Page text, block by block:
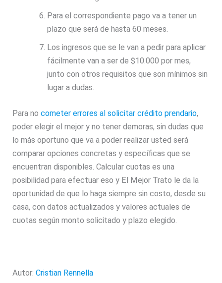
Para el correspondiente pago va a tener un
plazo que será de hasta 60 meses.
Los ingresos que se le van a pedir para aplicar
fácilmente van a ser de $10.000 por mes,
junto con otros requisitos que son mínimos sin
lugar a dudas.
Para nocometer errores al solicitar crédito prendario,
poder elegir el mejor y no tener demoras, sin dudas que
lo más oportuno que va a poder realizar usted será
comparar opciones concretas y específicas que se
encuentran disponibles. Calcular cuotas es una
posibilidad para efectuar eso y El Mejor Trato le da la
oportunidad de que lo haga siempre sin costo, desde su
casa, con datos actualizados y valores actuales de
cuotas según monto solicitado y plazo elegido.
Autor:Cristian Rennella